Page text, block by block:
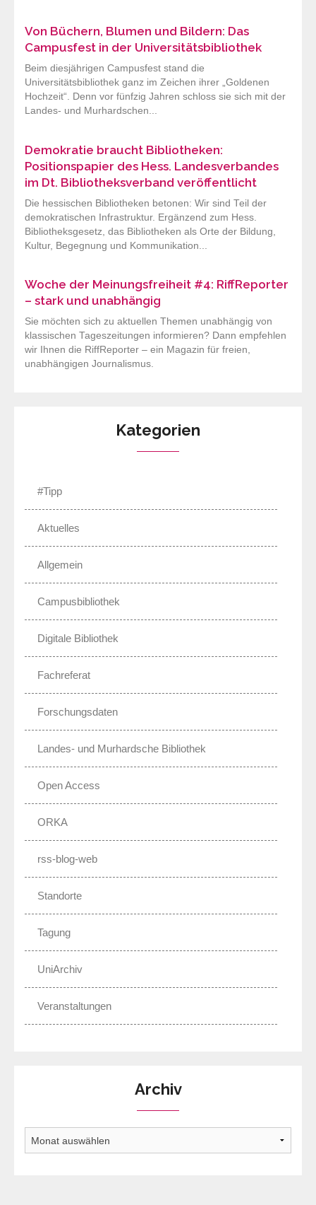
Von Büchern, Blumen und Bildern: Das
Campusfest in der Universitätsbibliothek
Beim diesjährigen Campusfest stand die
Universitätsbibliothek ganz im Zeichen ihrer „Goldenen
Hochzeit“. Denn vor fünfzig Jahren schloss sie sich mit der
Landes- und Murhardschen...
Demokratie braucht Bibliotheken:
Positionspapier des Hess. Landesverbandes
im Dt. Bibliotheksverband veröffentlicht
Die hessischen Bibliotheken betonen: Wir sind Teil der
demokratischen Infrastruktur. Ergänzend zum Hess.
Bibliotheksgesetz, das Bibliotheken als Orte der Bildung,
Kultur, Begegnung und Kommunikation...
Woche der Meinungsfreiheit #4: RiffReporter
– stark und unabhängig
Sie möchten sich zu aktuellen Themen unabhängig von
klassischen Tageszeitungen informieren? Dann empfehlen
wir Ihnen die RiffReporter – ein Magazin für freien,
unabhängigen Journalismus.
Kategorien
#Tipp
Aktuelles
Allgemein
Campusbibliothek
Digitale Bibliothek
Fachreferat
Forschungsdaten
Landes- und Murhardsche Bibliothek
Open Access
ORKA
rss-blog-web
Standorte
Tagung
UniArchiv
Veranstaltungen
Archiv